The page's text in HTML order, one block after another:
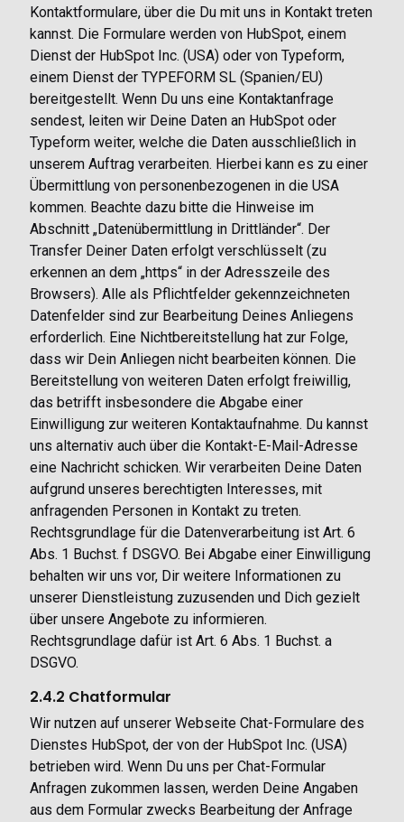
Kontaktformulare, über die Du mit uns in Kontakt treten
kannst. Die Formulare werden von HubSpot, einem
Dienst der HubSpot Inc. (USA) oder von Typeform,
einem Dienst der TYPEFORM SL (Spanien/EU)
bereitgestellt. Wenn Du uns eine Kontaktanfrage
sendest, leiten wir Deine Daten an HubSpot oder
Typeform weiter, welche die Daten ausschließlich in
unserem Auftrag verarbeiten. Hierbei kann es zu einer
Übermittlung von personenbezogenen in die USA
kommen. Beachte dazu bitte die Hinweise im
Abschnitt „Datenübermittlung in Drittländer“. Der
Transfer Deiner Daten erfolgt verschlüsselt (zu
erkennen an dem „https“ in der Adresszeile des
Browsers). Alle als Pflichtfelder gekennzeichneten
Datenfelder sind zur Bearbeitung Deines Anliegens
erforderlich. Eine Nichtbereitstellung hat zur Folge,
dass wir Dein Anliegen nicht bearbeiten können. Die
Bereitstellung von weiteren Daten erfolgt freiwillig,
das betrifft insbesondere die Abgabe einer
Einwilligung zur weiteren Kontaktaufnahme. Du kannst
uns alternativ auch über die Kontakt-E-Mail-Adresse
eine Nachricht schicken. Wir verarbeiten Deine Daten
aufgrund unseres berechtigten Interesses, mit
anfragenden Personen in Kontakt zu treten.
Rechtsgrundlage für die Datenverarbeitung ist Art. 6
Abs. 1 Buchst. f DSGVO. Bei Abgabe einer Einwilligung
behalten wir uns vor, Dir weitere Informationen zu
unserer Dienstleistung zuzusenden und Dich gezielt
über unsere Angebote zu informieren.
Rechtsgrundlage dafür ist Art. 6 Abs. 1 Buchst. a
DSGVO.
2.4.2 Chatformular
Wir nutzen auf unserer Webseite Chat-Formulare des
Dienstes HubSpot, der von der HubSpot Inc. (USA)
betrieben wird. Wenn Du uns per Chat-Formular
Anfragen zukommen lassen, werden Deine Angaben
aus dem Formular zwecks Bearbeitung der Anfrage